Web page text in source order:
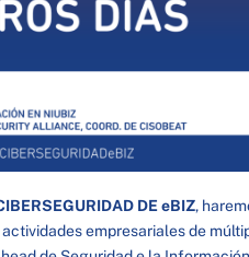
DE eBIZ,
empresariales de